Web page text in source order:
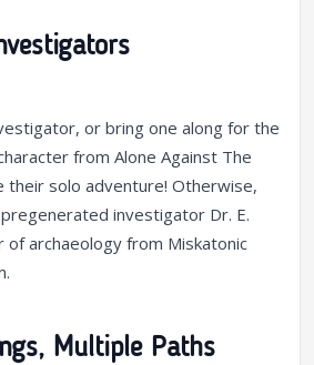
or bring one along for the
from Alone Against The
their solo adventure! Otherwise,
investigator Dr. E.
archaeology from Miskatonic
Multiple Paths